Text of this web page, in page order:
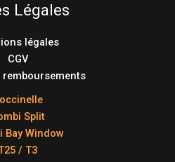
Légales
légales
CGV
remboursements
Split
Bay Window
/ T3